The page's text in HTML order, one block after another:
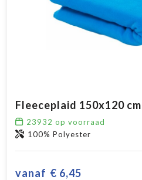
Fleeceplaid 150x120
23932 op voorraad
100% Polyester
vanaf € 6,45